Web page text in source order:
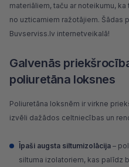
materiāliem, taču ar noteikumu,
no uzticamiem ražotājiem. Šādas
Buvserviss.lv internetveikalā!
Galvenās
poliuretāna loksnes
Poliuretāna loksnēm ir virkne
izvēli dažādos celtniecības un
Īpaši augsta siltumizolācija –
siltuma izolatoriem, kas palīdz